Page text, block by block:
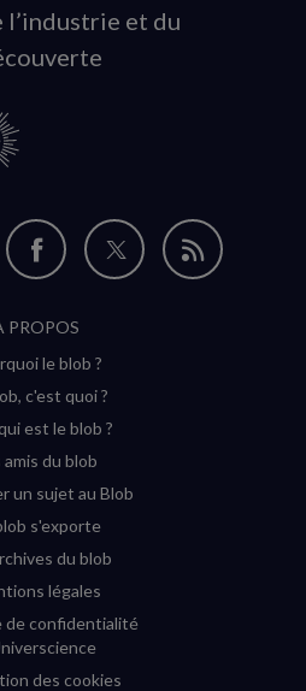
l’industrie et du
Nous
sur
Facebook
(nouvelle
Nous
Flux
PROPOS
le blob ?
c'est quoi ?
est le blob ?
amis du blob
un sujet au Blob
s'exporte
du blob
légales
de confidentialité
des cookies